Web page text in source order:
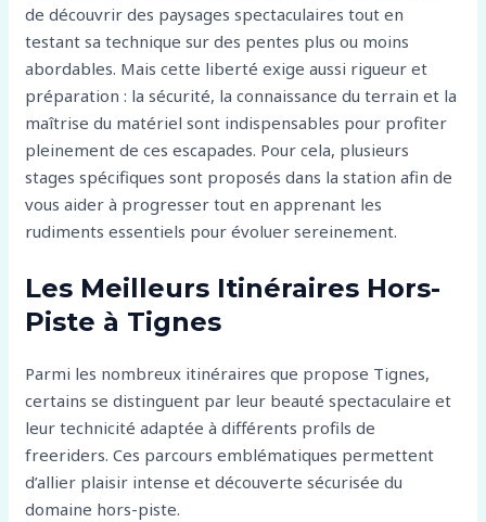
de découvrir des paysages spectaculaires tout en
testant sa technique sur des pentes plus ou moins
abordables. Mais cette liberté exige aussi rigueur et
préparation : la sécurité, la connaissance du terrain et la
maîtrise du matériel sont indispensables pour profiter
pleinement de ces escapades. Pour cela, plusieurs
stages spécifiques sont proposés dans la station afin de
vous aider à progresser tout en apprenant les
rudiments essentiels pour évoluer sereinement.
Les Meilleurs Itinéraires Hors-
Piste à Tignes
Parmi les nombreux itinéraires que propose Tignes,
certains se distinguent par leur beauté spectaculaire et
leur technicité adaptée à différents profils de
freeriders. Ces parcours emblématiques permettent
d’allier plaisir intense et découverte sécurisée du
domaine hors-piste.